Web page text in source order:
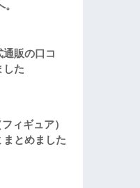
販の口コ
した
ィギュア）
とめました